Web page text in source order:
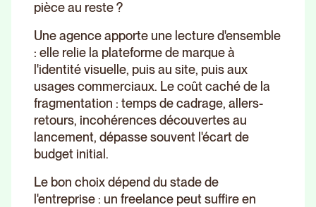
pièce au reste ?
Une agence apporte une lecture d'ensemble
: elle relie la plateforme de marque à
l'identité visuelle, puis au site, puis aux
usages commerciaux. Le coût caché de la
fragmentation : temps de cadrage, allers-
retours, incohérences découvertes au
lancement, dépasse souvent l'écart de
budget initial.
Le bon choix dépend du stade de
l'entreprise : un freelance peut suffire en